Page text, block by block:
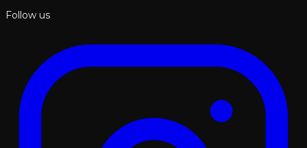
Follow us